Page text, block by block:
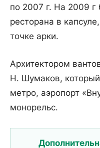
по 2007 г. На 2009
ресторана в
точке арки.
Архитектором
Н. Шумаков,
метро, аэропорт
монорельс.